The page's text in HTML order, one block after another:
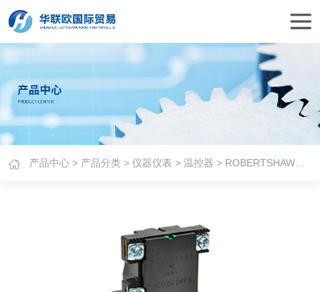
产品中心 > 产品分类 >仪器仪表 >温控器 > ROBERTSHAW温控器